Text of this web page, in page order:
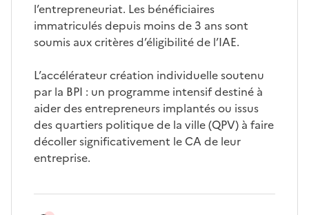
l’entrepreneuriat. Les bénéficiaires
immatriculés depuis moins de 3 ans sont
soumis aux critères d’éligibilité de l’IAE.
L’accélérateur création individuelle soutenu
par la BPI : un programme intensif destiné à
aider des entrepreneurs implantés ou issus
des quartiers politique de la ville (QPV) à faire
décoller significativement le CA de leur
entreprise.